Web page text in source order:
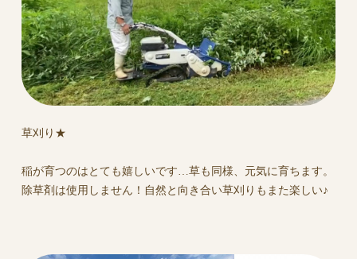
草刈り★
稲が育つのはとても嬉しいです…草も同様、元気に育ちます。
除草剤は使用しません！自然と向き合い草刈りもまた楽しい♪